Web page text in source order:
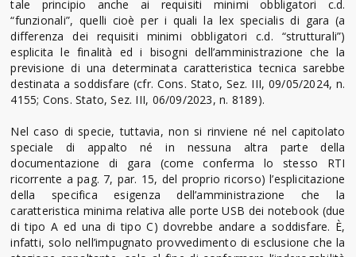
tale principio anche ai requisiti minimi obbligatori c.d.
“funzionali”, quelli cioè per i quali la lex specialis di gara (a
differenza dei requisiti minimi obbligatori c.d. “strutturali”)
esplicita le finalità ed i bisogni dell’amministrazione che la
previsione di una determinata caratteristica tecnica sarebbe
destinata a soddisfare (cfr. Cons. Stato, Sez. III, 09/05/2024, n.
4155; Cons. Stato, Sez. III, 06/09/2023, n. 8189).
Nel caso di specie, tuttavia, non si rinviene né nel capitolato
speciale di appalto né in nessuna altra parte della
documentazione di gara (come conferma lo stesso RTI
ricorrente a pag. 7, par. 15, del proprio ricorso) l’esplicitazione
della specifica esigenza dell’amministrazione che la
caratteristica minima relativa alle porte USB dei notebook (due
di tipo A ed una di tipo C) dovrebbe andare a soddisfare. È,
infatti, solo nell’impugnato provvedimento di esclusione che la